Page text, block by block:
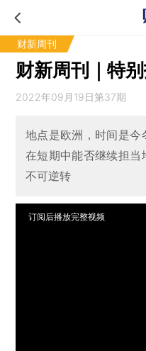
财新周刊
财新周刊｜特
2022年09月19日第37期
地点是欧洲，时间是
在短期中能否继续担
不可逆转
订阅后播放完整视频